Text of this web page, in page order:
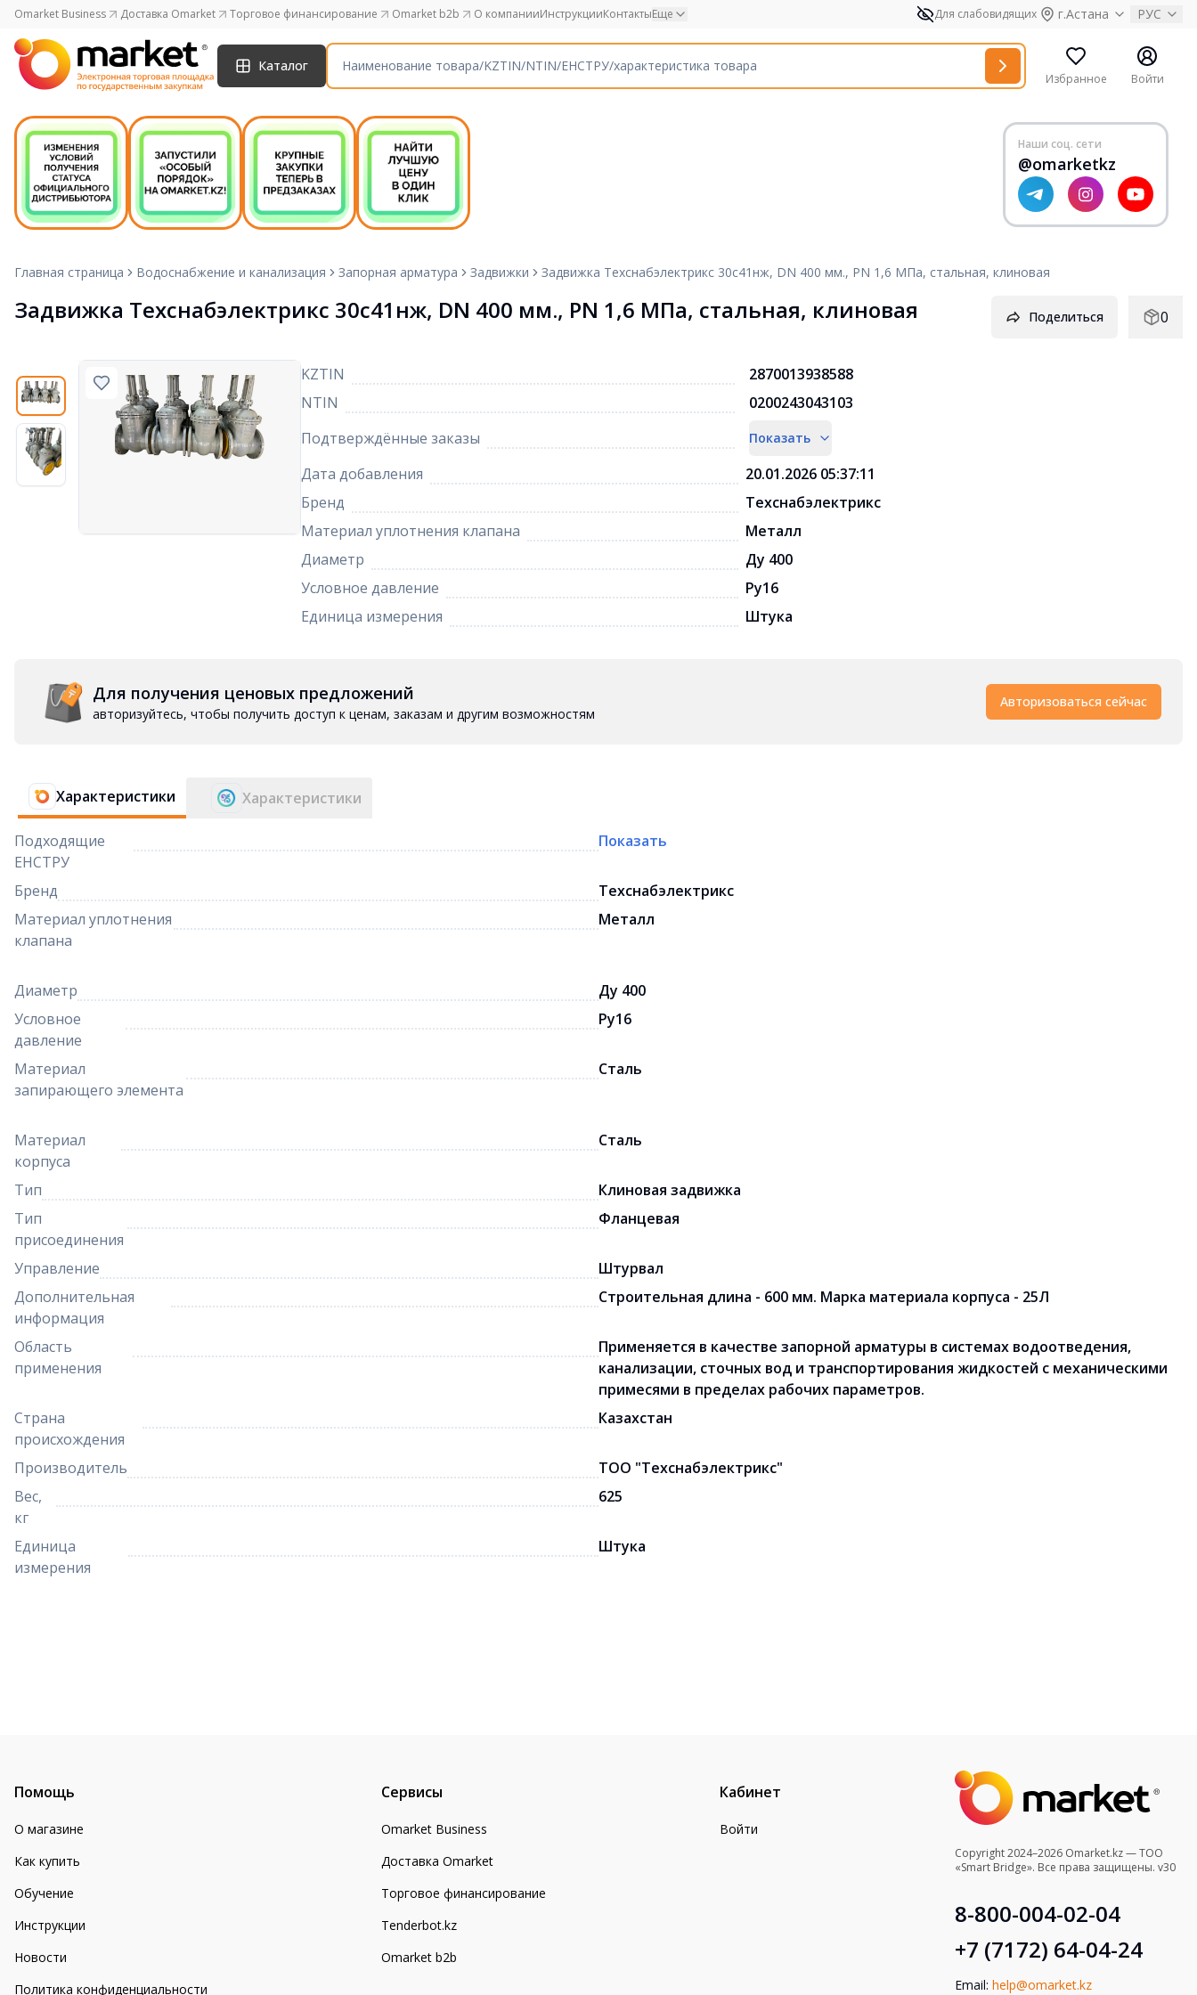
Omarket Business Доставка Omarket Торговое финансирование Omarket b2b О компанииИнструкцииКонтактыЕще Для слабовидящих г.Астана РУС
Каталог
Избранное Войти
Наши соц. сети
@omarketkz
Главная страница Водоснабжение и канализация Запорная арматура Задвижки Задвижка Техснабэлектрикс 30с41нж, DN 400 мм., РN 1,6 МПа, стальная, клиновая
Задвижка Техснабэлектрикс 30с41нж, DN 400 мм., РN 1,6 МПа, стальная, клиновая Поделиться 0
KZTIN
2870013938588
NTIN
0200243043103
Подтверждённые заказы
Показать
Дата добавления
20.01.2026 05:37:11
Бренд
Техснабэлектрикс
Материал уплотнения клапана
Металл
Диаметр
Ду 400
Условное давление
Ру16
Единица измерения
Штука
Для получения ценовых предложений
авторизуйтесь, чтобы получить доступ к ценам, заказам и другим возможностям
Авторизоваться сейчас
Характеристики Характеристики
Подходящие
ЕНСТРУ
Показать
Бренд
Техснабэлектрикс
Материал уплотнения
клапана
Металл
Диаметр
Ду 400
Условное
давление
Ру16
Материал
запирающего элемента
Сталь
Материал
корпуса
Сталь
Тип
Клиновая задвижка
Тип
присоединения
Фланцевая
Управление
Штурвал
Дополнительная
информация
Строительная длина - 600 мм. Марка материала корпуса - 25Л
Область
применения
Применяется в качестве запорной арматуры в системах водоотведения,
канализации, сточных вод и транспортирования жидкостей с механическими
примесями в пределах рабочих параметров.
Страна
происхождения
Казахстан
Производитель
ТОО "Техснабэлектрикс"
Вес,
кг
625
Единица
измерения
Штука
Помощь
О магазине
Как купить
Обучение
Инструкции
Новости
Политика конфиденциальности
Сервисы
Omarket Business
Доставка Omarket
Торговое финансирование
Tenderbot.kz
Omarket b2b
Кабинет
Войти
Copyright 2024–2026 Omarket.kz — ТОО
«Smart Bridge». Все права защищены. v30
8-800-004-02-04
+7 (7172) 64-04-24
Email: help@omarket.kz